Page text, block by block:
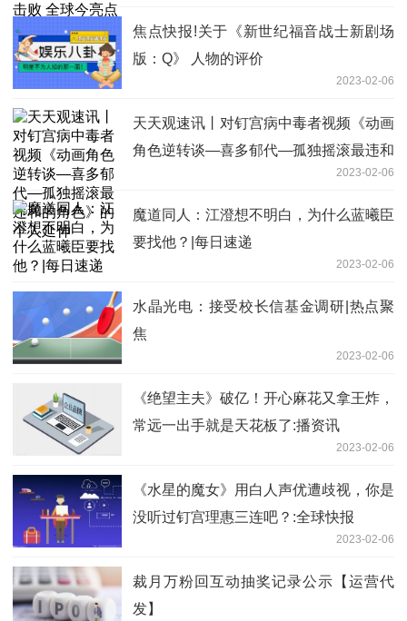
焦点快报!关于《新世纪福音战士新剧场
版：Q》 人物的评价
2023-02-06
天天观速讯丨对钉宫病中毒者视频《动画
角色逆转谈—喜多郁代—孤独摇滚最违和
2023-02-06
魔道同人：江澄想不明白，为什么蓝曦臣
要找他？|每日速递
2023-02-06
水晶光电：接受校长信基金调研|热点聚
焦
2023-02-06
《绝望主夫》破亿！开心麻花又拿王炸，
常远一出手就是天花板了:播资讯
2023-02-06
《水星的魔女》用白人声优遭歧视，你是
没听过钉宫理惠三连吧？:全球快报
2023-02-06
裁月万粉回互动抽奖记录公示【运营代
发】